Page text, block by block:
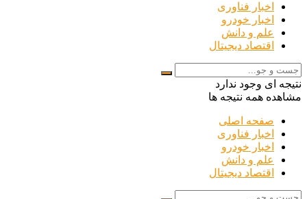
اخبار فناوری
اخبار خودرو
علم و دانش
اقتصاد دیجیتال
نتیجه ای وجود ندارد
مشاهده همه نتیجه ها
صفحه اصلی
اخبار فناوری
اخبار خودرو
علم و دانش
اقتصاد دیجیتال